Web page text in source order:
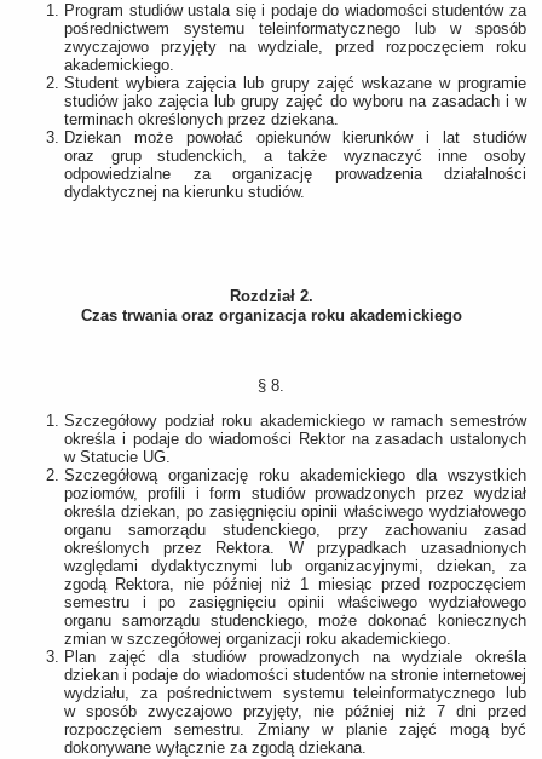
Program studiów ustala się i podaje do wiadomości studentów za
pośrednictwem systemu teleinformatycznego lub w sposób
zwyczajowo przyjęty na wydziale, przed rozpoczęciem roku
akademickiego.
Student wybiera zajęcia lub grupy zajęć wskazane w programie
studiów jako zajęcia lub grupy zajęć do wyboru na zasadach i w
terminach określonych przez dziekana.
Dziekan może powołać opiekunów kierunków i lat studiów
oraz grup studenckich, a także wyznaczyć inne osoby
odpowiedzialne za organizację prowadzenia działalności
dydaktycznej na kierunku studiów.
Rozdział 2.
Czas trwania oraz organizacja roku akademickiego
§ 8.
Szczegółowy podział roku akademickiego w ramach semestrów
określa i podaje do wiadomości Rektor na zasadach ustalonych
w Statucie UG.
Szczegółową organizację roku akademickiego dla wszystkich
poziomów, profili i form studiów prowadzonych przez wydział
określa dziekan, po zasięgnięciu opinii właściwego wydziałowego
organu samorządu studenckiego, przy zachowaniu zasad
określonych przez Rektora. W przypadkach uzasadnionych
względami dydaktycznymi lub organizacyjnymi, dziekan, za
zgodą Rektora, nie później niż 1 miesiąc przed rozpoczęciem
semestru i po zasięgnięciu opinii właściwego wydziałowego
organu samorządu studenckiego, może dokonać koniecznych
zmian w szczegółowej organizacji roku akademickiego.
Plan zajęć dla studiów prowadzonych na wydziale określa
dziekan i podaje do wiadomości studentów na stronie internetowej
wydziału, za pośrednictwem systemu teleinformatycznego lub
w sposób zwyczajowo przyjęty, nie później niż 7 dni przed
rozpoczęciem semestru. Zmiany w planie zajęć mogą być
dokonywane wyłącznie za zgodą dziekana.